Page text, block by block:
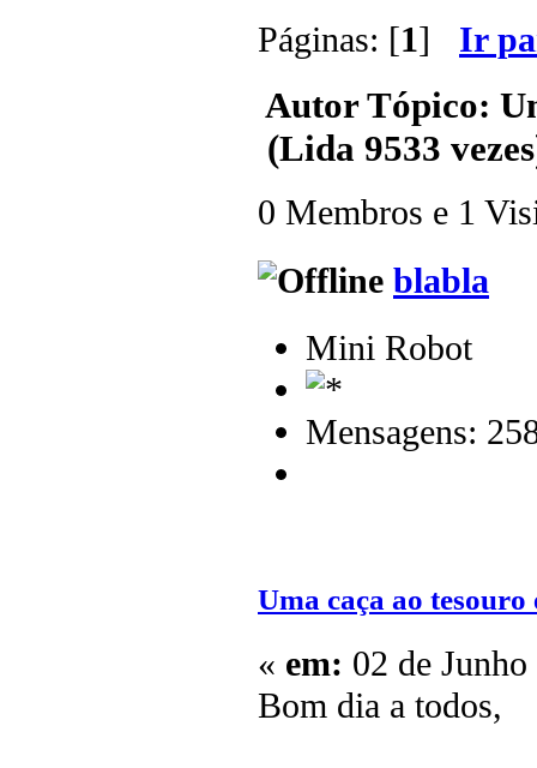
Páginas: [1] Ir
AutorTópico:
(Lida 9533
0 Membros e 1
blabla
Mini Robot
Mensagens:
Uma caça ao tesouro
« em: 02 de
Bom dia a todos,